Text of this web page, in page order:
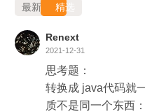
最新 精选
Renext
2021-12-31
思考题：
转换成 java代码就
质不是同一个东西：